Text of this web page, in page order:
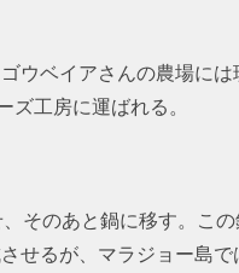
ウベイアさんの農場に
工房に運ばれる。
そのあと鍋に移す。こ
せるが、マラジョー島